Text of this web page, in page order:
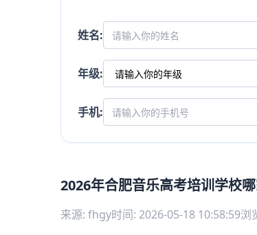
姓名:
年级:
手机:
2026年合肥音乐高考培训学校
来源: fhgy时间: 2026-05-18 10:58:59浏